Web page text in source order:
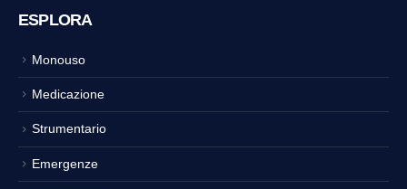
ESPLORA
Monouso
Medicazione
Strumentario
Emergenze